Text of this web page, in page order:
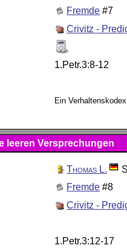
Fremde #7
Crivitz -
1.Petr.3:8-12
Ein
leeren Versprechungen
Thomas L.
Fremde #8
Crivitz -
1.Petr.3:12-17